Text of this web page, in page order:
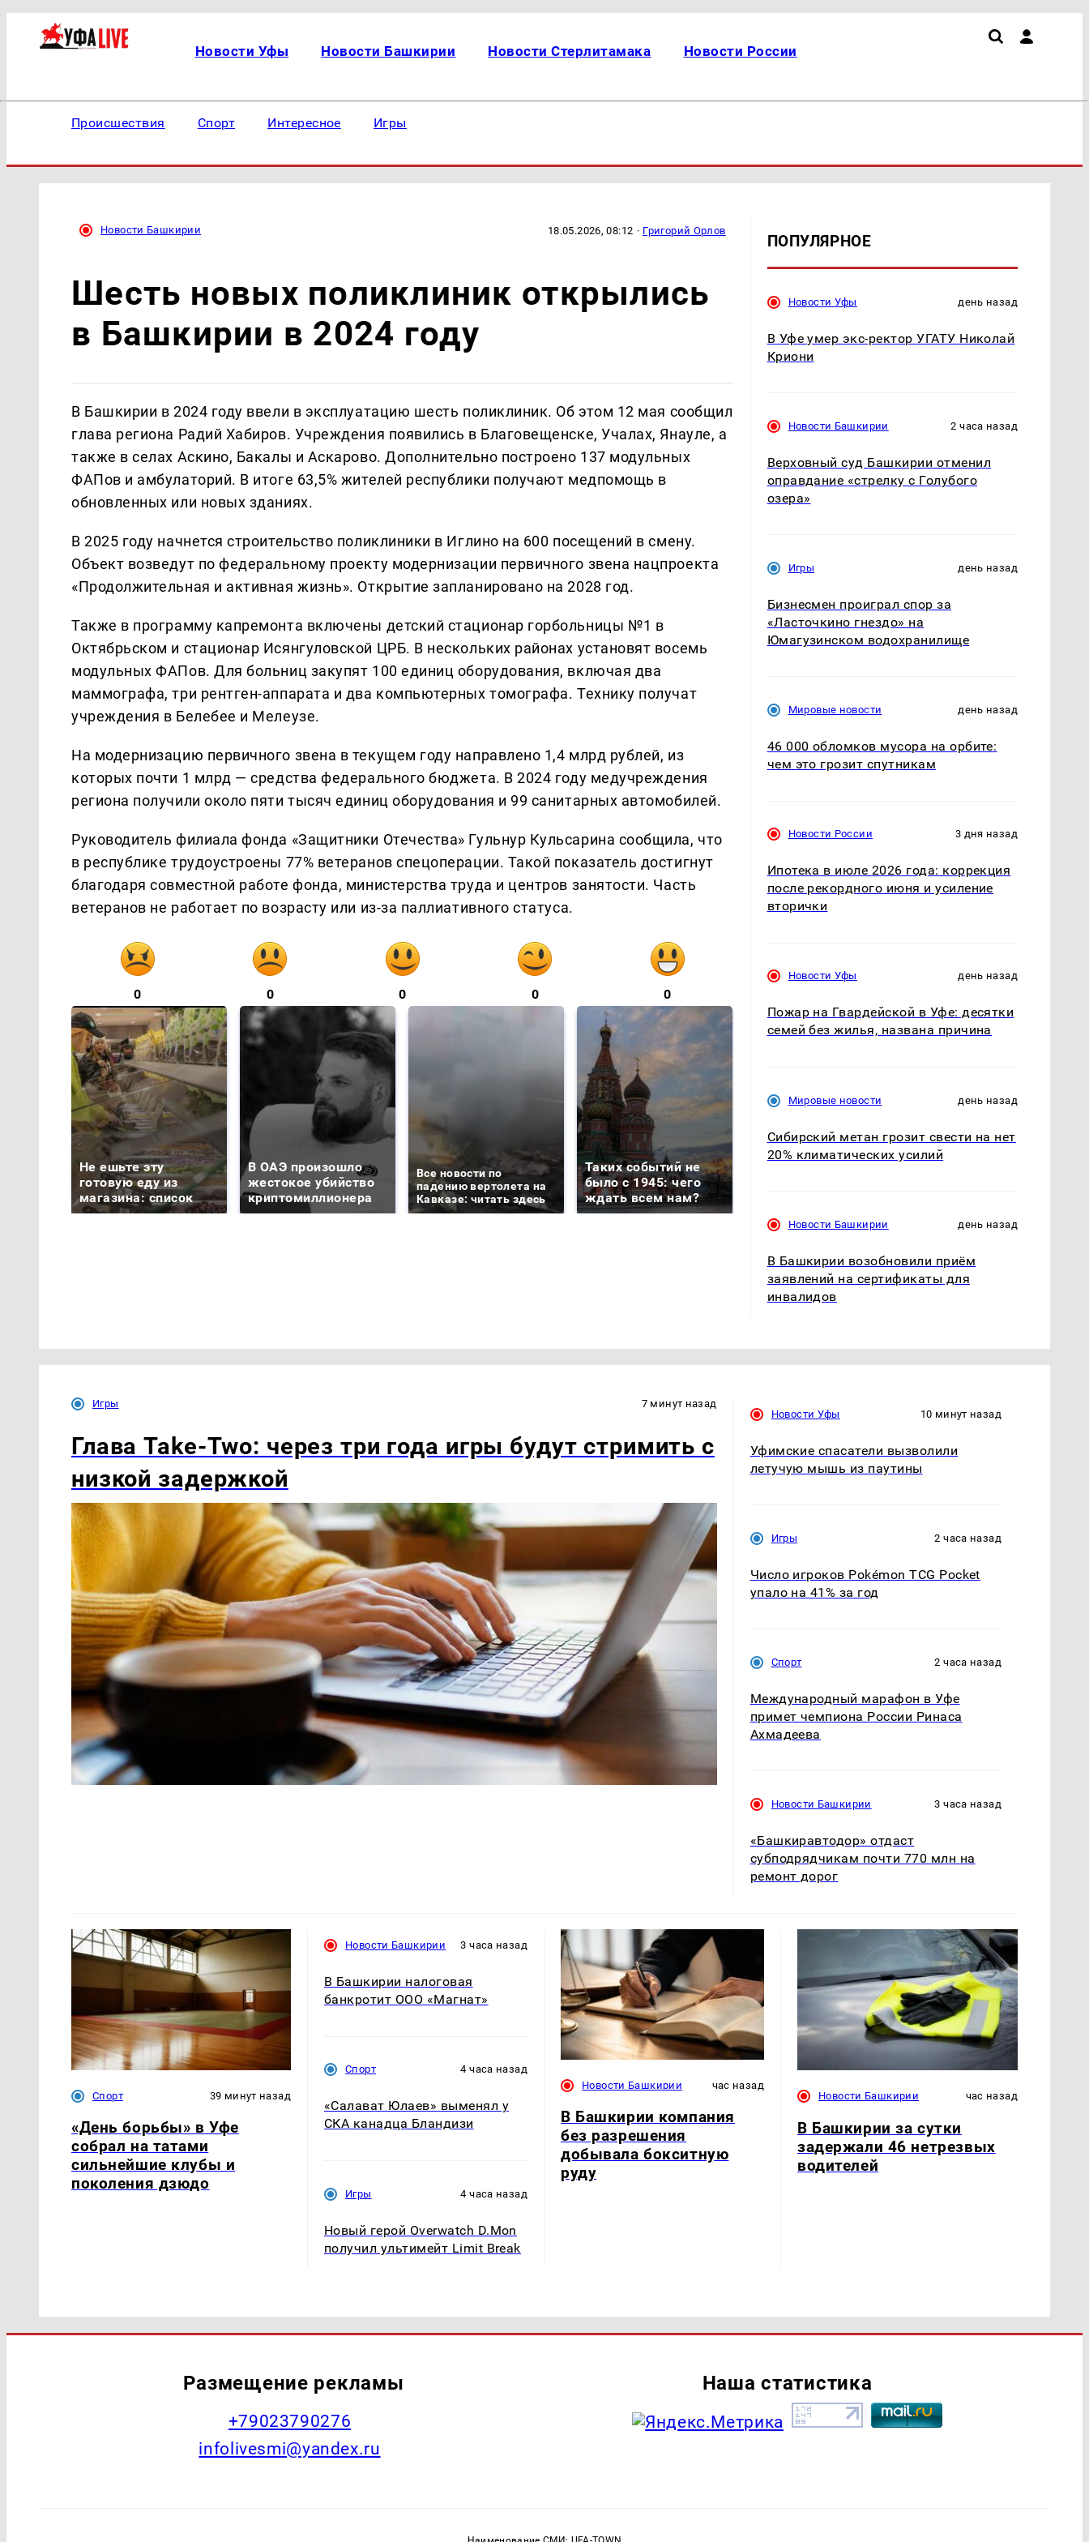
Новости Уфы Новости Башкирии Новости Стерлитамака Новости России
Происшествия Спорт Интересное Игры
Новости Башкирии 18.05.2026, 08:12 · Григорий Орлов
Шесть новых поликлиник открылись
в Башкирии в 2024 году
В Башкирии в 2024 году ввели в эксплуатацию шесть поликлиник. Об этом 12 мая сообщил
глава региона Радий Хабиров. Учреждения появились в Благовещенске, Учалах, Янауле, а
также в селах Аскино, Бакалы и Аскарово. Дополнительно построено 137 модульных
ФАПов и амбулаторий. В итоге 63,5% жителей республики получают медпомощь в
обновленных или новых зданиях.
В 2025 году начнется строительство поликлиники в Иглино на 600 посещений в смену.
Объект возведут по федеральному проекту модернизации первичного звена нацпроекта
«Продолжительная и активная жизнь». Открытие запланировано на 2028 год.
Также в программу капремонта включены детский стационар горбольницы №1 в
Октябрьском и стационар Исянгуловской ЦРБ. В нескольких районах установят восемь
модульных ФАПов. Для больниц закупят 100 единиц оборудования, включая два
маммографа, три рентген-аппарата и два компьютерных томографа. Технику получат
учреждения в Белебее и Мелеузе.
На модернизацию первичного звена в текущем году направлено 1,4 млрд рублей, из
которых почти 1 млрд — средства федерального бюджета. В 2024 году медучреждения
региона получили около пяти тысяч единиц оборудования и 99 санитарных автомобилей.
Руководитель филиала фонда «Защитники Отечества» Гульнур Кульсарина сообщила, что
в республике трудоустроены 77% ветеранов спецоперации. Такой показатель достигнут
благодаря совместной работе фонда, министерства труда и центров занятости. Часть
ветеранов не работает по возрасту или из-за паллиативного статуса.
0 0 0 0 0
Не ешьте эту
готовую еду из
магазина: список
В ОАЭ произошло
жестокое убийство
криптомиллионера
Все новости по
падению вертолета на
Кавказе: читать здесь
Таких событий не
было с 1945: чего
ждать всем нам?
СМИ: В Химках на
ПОПУЛЯРНОЕ
Новости Уфы день назад
В Уфе умер экс-ректор УГАТУ Николай
Криони
Новости Башкирии 2 часа назад
Верховный суд Башкирии отменил
оправдание «стрелку с Голубого
озера»
Игры день назад
Бизнесмен проиграл спор за
«Ласточкино гнездо» на
Юмагузинском водохранилище
Мировые новости день назад
46 000 обломков мусора на орбите:
чем это грозит спутникам
Новости России 3 дня назад
Ипотека в июле 2026 года: коррекция
после рекордного июня и усиление
вторички
Новости Уфы день назад
Пожар на Гвардейской в Уфе: десятки
семей без жилья, названа причина
Мировые новости день назад
Сибирский метан грозит свести на нет
20% климатических усилий
Новости Башкирии день назад
В Башкирии возобновили приём
заявлений на сертификаты для
инвалидов
Игры 7 минут назад
Глава Take-Two: через три года игры будут стримить с
низкой задержкой
Новости Уфы 10 минут назад
Уфимские спасатели вызволили
летучую мышь из паутины
Игры 2 часа назад
Число игроков Pokémon TCG Pocket
упало на 41% за год
Спорт 2 часа назад
Международный марафон в Уфе
примет чемпиона России Ринаса
Ахмадеева
Новости Башкирии 3 часа назад
«Башкиравтодор» отдаст
субподрядчикам почти 770 млн на
ремонт дорог
Спорт 39 минут назад
«День борьбы» в Уфе
собрал на татами
сильнейшие клубы и
поколения дзюдо
Новости Башкирии 3 часа назад
В Башкирии налоговая
банкротит ООО «Магнат»
Спорт 4 часа назад
«Салават Юлаев» выменял у
СКА канадца Бландизи
Игры 4 часа назад
Новый герой Overwatch D.Mon
получил ультимейт Limit Break
Новости Башкирии час назад
В Башкирии компания
без разрешения
добывала бокситную
руду
Новости Башкирии час назад
В Башкирии за сутки
задержали 46 нетрезвых
водителей
Размещение рекламы
+79023790276
infolivesmi@yandex.ru
Наша статистика